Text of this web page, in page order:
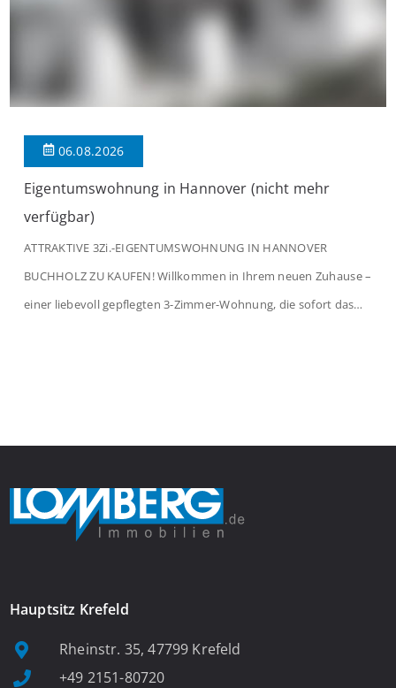
06.08.2026
Eigentumswohnung in Hannover (nicht mehr
verfügbar)
ATTRAKTIVE 3Zi.-EIGENTUMSWOHNUNG IN HANNOVER
BUCHHOLZ ZU KAUFEN! Willkommen in Ihrem neuen Zuhause –
einer liebevoll gepflegten 3-Zimmer-Wohnung, die sofort das
Hauptsitz Krefeld
Rheinstr. 35, 47799 Krefeld
+49 2151-80720